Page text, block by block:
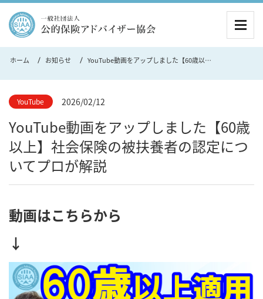
ホーム お知らせ YouTube動画をアップしました【60歳以上】社会保険の被扶養者の認定についてプロが解説
YouTube動画をアップしました【60歳
以上】社会保険の被扶養者の認定につ
いてプロが解説
YouTube 2026/02/12
動画はこちらから
↓